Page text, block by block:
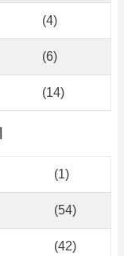
(4)
(6)
(14)
(1)
(54)
(42)